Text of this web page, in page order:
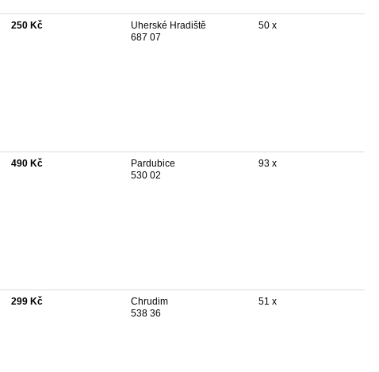
250 Kč
Uherské Hradiště
687 07
50 x
490 Kč
Pardubice
530 02
93 x
299 Kč
Chrudim
538 36
51 x